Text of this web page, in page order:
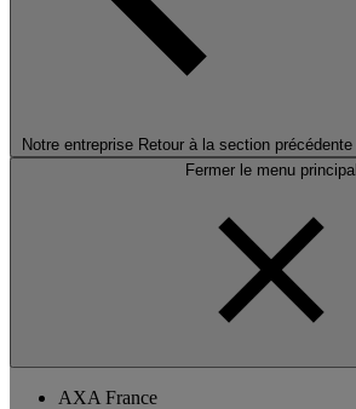
Notre entreprise Retour à la section précédente
Fermer le menu principal
AXA France